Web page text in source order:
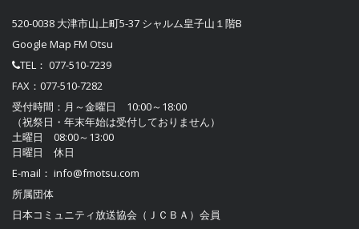
520-0038 大津市山上町5-37 シャルム皇子山１階B
Google Map FM Otsu
TEL： 077-510-7239
FAX：077-510-7282
受付時間：月～金曜日 10:00～18:00
（祝祭日・年末年始は受付しておりません）
土曜日 08:00～13:00
日曜日 休日
E-mail： info@fmotsu.com
所属団体
日本コミュニティ放送協会（ＪＣＢＡ） 会員